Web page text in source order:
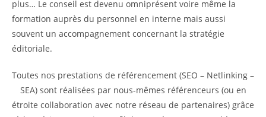
plus… Le conseil est devenu omniprésent voire même la
formation auprès du personnel en interne mais aussi
souvent un accompagnement concernant la stratégie
éditoriale.
Toutes nos prestations de référencement (SEO – Netlinking –
SEA) sont réalisées par nous-mêmes référenceurs (ou en
étroite collaboration avec notre réseau de partenaires) grâce